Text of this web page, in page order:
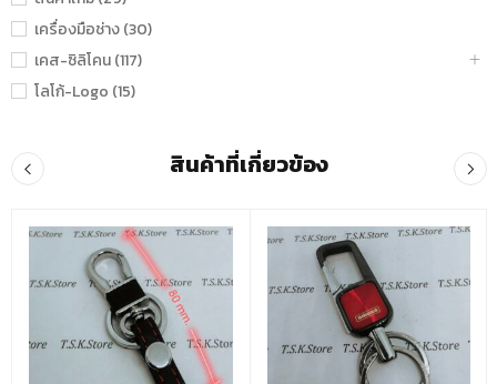
เครื่องมือช่าง (30)
เคส-ซิลิโคน (117)
โลโก้-Logo (15)
สินค้าที่เกี่ยวข้อง